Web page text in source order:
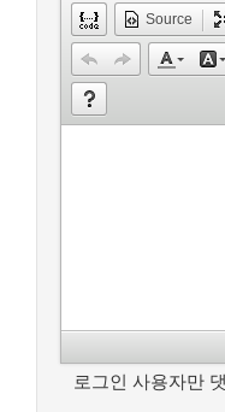
Source
로그인 사용자만